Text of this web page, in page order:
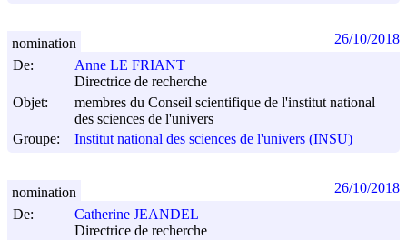
De:
Anne LE FRIANT
Directrice de recherche
Objet:
membres du Conseil scientifique de l'institut national
des sciences de l'univers
Groupe:
Institut national des sciences de l'univers (INSU)
nomination 26/10/2018
De:
Catherine JEANDEL
Directrice de recherche
nomination 26/10/2018